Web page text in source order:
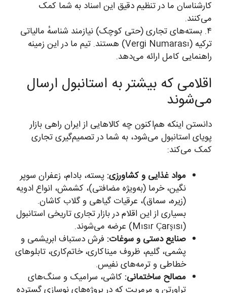
کارشناسان ما در تنظیم دقیق این اسناد به شما کمک
می‌کنند.
۴. بسته‌های تجاری (حتی کوچک) نیازمند شناسهٔ مالیاتی
ترکیه (Vergi Numarası) هستند. تیم ما در این زمینه
راهنمایی کامل ارائه می‌دهد.
اقلامی که بیشتر به استانبول ارسال
می‌شوند
دانستن اینکه هم‌اکنون چه کالاهایی از ایران راهی بازار
پویای استانبول می‌شود، به شما در تصمیم‌گیری تجاری
کمک می‌کند:
مواد غذایی و کشاورزی: پسته، بادام، زعفران سوپر
نگین، خرما (به‌ویژه مضافتی)، کشمش، انواع ادویه
(زیره، سماق)، عرقیات گیاهی و گلاب کاشان.
بسیاری از این اقلام در بازار تجاری تاریخی استانبول
(Mısır Çarşısı) عرضه می‌شوند.
صنایع دستی و سوغات: فرش دستباف ابریشمی و
پشمی، گلیم، ظروف میناکاری، خاتم‌کاری، تابلوهای
خطاطی و ترمه‌های نفیس.
مصالح ساختمانی: کاشی، سرامیک و سنگ‌های
تراورتن و مرمریت که در پروژه‌های نوسازی گسترده